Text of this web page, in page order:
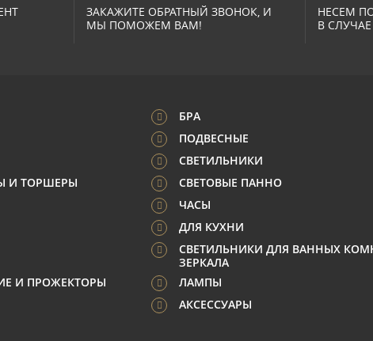
ЗАКАЖИТЕ ОБРАТНЫЙ ЗВОНОК, И
МЫ ПОМОЖЕМ ВАМ!
НЕСЕМ
В
БРА
ПОДВЕСНЫЕ
СВЕТИЛЬНИКИ
И ТОРШЕРЫ
СВЕТОВЫЕ ПАННО
ЧАСЫ
ДЛЯ КУХНИ
СВЕТИЛЬНИКИ ДЛЯ ВАННЫХ
ЗЕРКАЛА
И ПРОЖЕКТОРЫ
ЛАМПЫ
АКСЕССУАРЫ